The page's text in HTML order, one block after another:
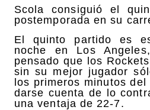
Scola consiguió el
postemporada en su
El quinto partido es
noche en Los
pensado que los
sin su mejor jugador
los primeros minutos
darse cuenta de lo
una ventaja de 22-7.